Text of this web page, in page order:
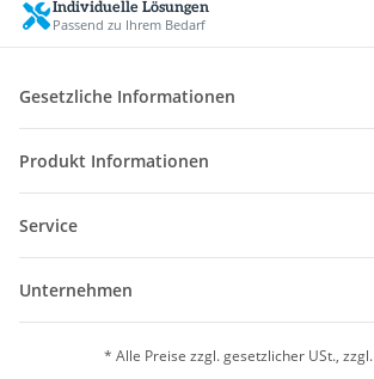
Individuelle Lösungen
Passend zu Ihrem Bedarf
Gesetzliche Informationen
Produkt Informationen
Service
Unternehmen
* Alle Preise zzgl. gesetzlicher USt., zzgl.